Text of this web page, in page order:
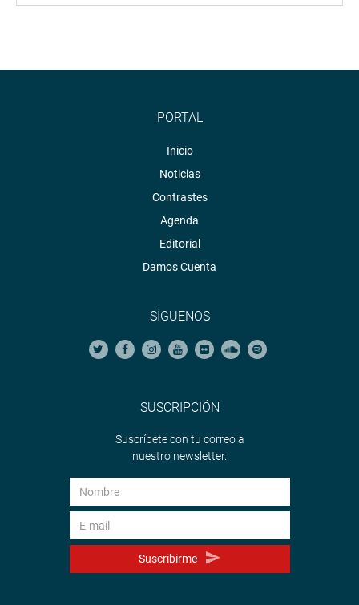
PORTAL
Inicio
Noticias
Contrastes
Agenda
Editorial
Damos Cuenta
SÍGUENOS
SUSCRIPCIÓN
Suscríbete con tu correo a
nuestro newsletter.
Suscribirme